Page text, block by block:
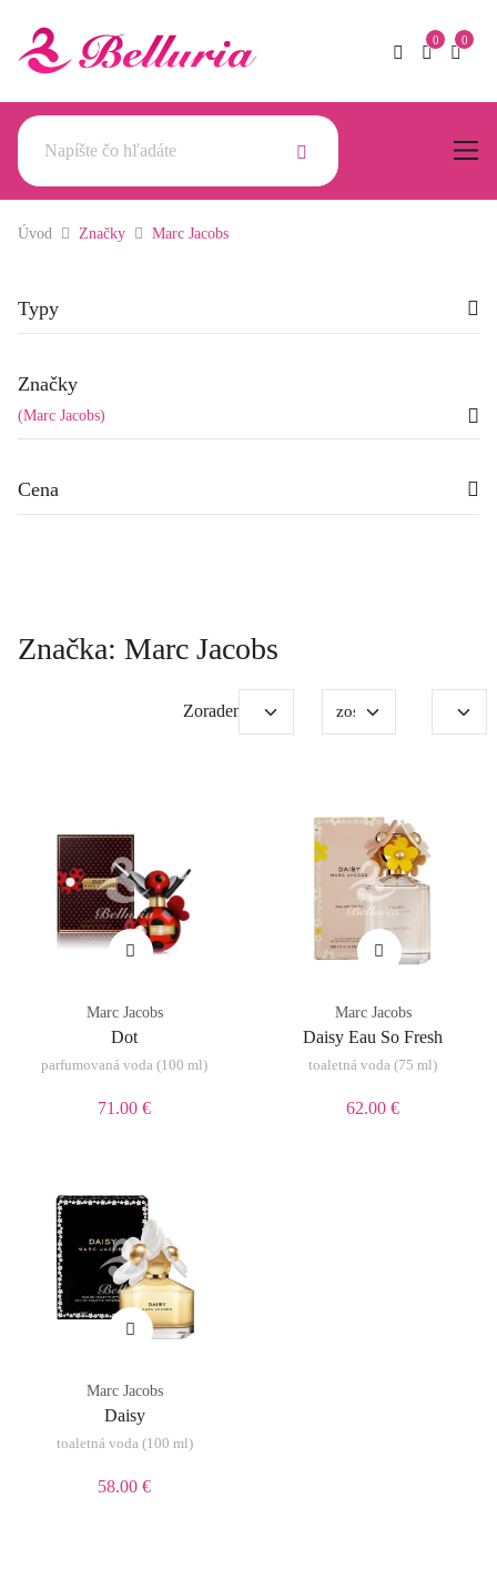
Úvod Značky Marc Jacobs
Typy
Značky
(Marc Jacobs)
Cena
Značka: Marc Jacobs
Zoradenie:
Marc Jacobs
Dot
parfumovaná voda (100 ml)
71.00 €
Marc Jacobs
Daisy Eau So Fresh
toaletná voda (75 ml)
62.00 €
Marc Jacobs
Daisy
toaletná voda (100 ml)
58.00 €